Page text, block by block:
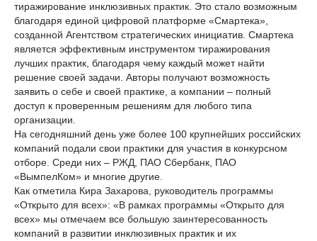
тиражирование инклюзивных практик. Это стало возможным
благодаря единой цифровой платформе «Смартека»,
созданной Агентством стратегических инициатив. Смартека
является эффективным инструментом тиражирования
лучших практик, благодаря чему каждый может найти
решение своей задачи. Авторы получают возможность
заявить о себе и своей практике, а компании – полный
доступ к проверенным решениям для любого типа
организации.
На сегодняшний день уже более 100 крупнейших российских
компаний подали свои практики для участия в конкурсном
отборе. Среди них – РЖД, ПАО Сбербанк, ПАО
«ВымпелКом» и многие другие.
Как отметила Кира Захарова, руководитель программы
«Открыто для всех»: «В рамках программы «Открыто для
всех» мы отмечаем все большую заинтересованность
компаний в развитии инклюзивных практик и их